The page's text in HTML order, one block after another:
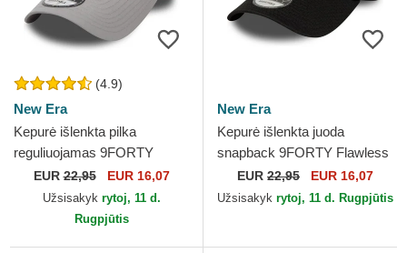
(4.9)
New Era
Kepurė išlenkta pilka
reguliuojamas 9FORTY
Flawless New York Yankees
MLB New Era
EUR22,95 EUR 16,07
Užsisakyk rytoj, 11 d.
Rugpjūtis
New Era
Kepurė išlenkta juoda
snapback 9FORTY Flawless
Mesh New York Yankees
MLB New Era
EUR 22,95 EUR 16,07
Užsisakyk rytoj, 11 d. Rugpjūtis